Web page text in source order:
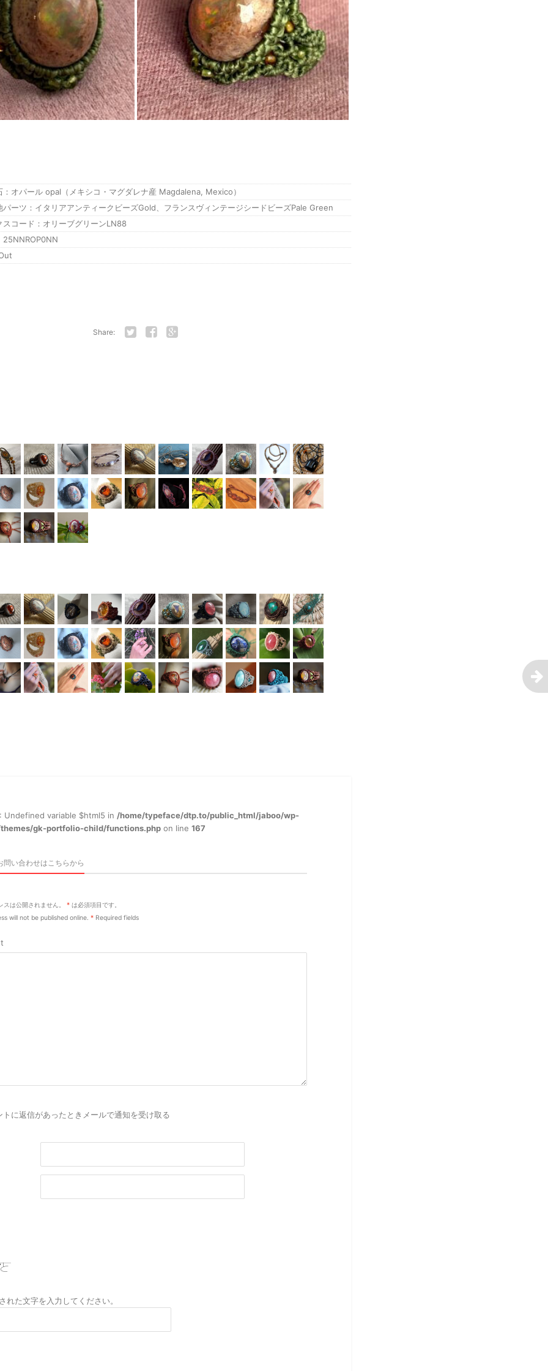
：オパール opal（メキシコ・マグダレナ産 Magdalena, Mexico）
パーツ：イタリアアンティークビーズGold、フランスヴィンテージシードビーズPale Green
スコード：オリーブグリーンLN88
25NNROP0NN
Share:
: Undefined variable $html5 in /home/typeface/dtp.to/public_html/jaboo/wp-
gk-portfolio-child/functions.php on line 167
問い合わせはこちらから
スは公開されません。 * は必須項目です。
will not be published online. * Required fields
トに返信があったときメールで通知を受け取る
れた文字を入力してください。